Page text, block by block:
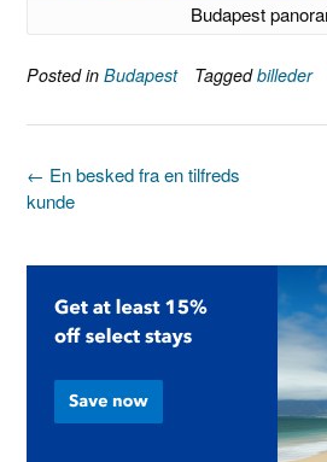
Budapest
Posted in Budapest Taggedbilleder
Post
navigation
← En besked fra en tilfreds
kunde